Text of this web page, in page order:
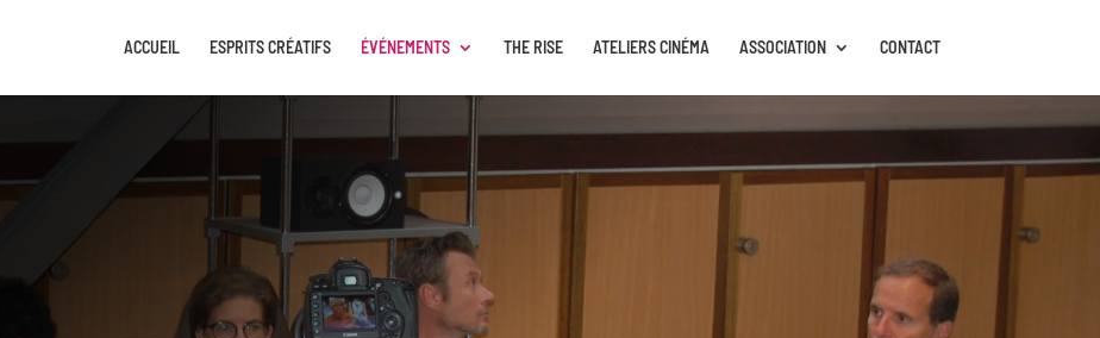
ACCUEIL ESPRITS CRÉATIFS ÉVÉNEMENTS THE RISE ATELIERS CINÉMA ASSOCIATION CONTACT